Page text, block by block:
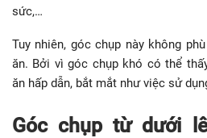
sức,…
Tuy nhiên, góc chụp này không
ăn. Bởi vì góc chụp khó có thể
ăn hấp dẫn, bắt mắt như việc sử
Góc chụp từ dưới